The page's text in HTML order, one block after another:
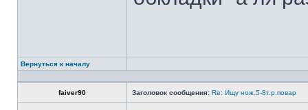
Вернуться к началу
faiver90 Заголовок сообщения: Re: Ищу нож.5-8т.р.повар